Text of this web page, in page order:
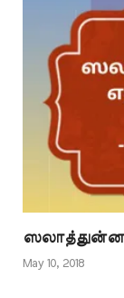
May 10, 2018